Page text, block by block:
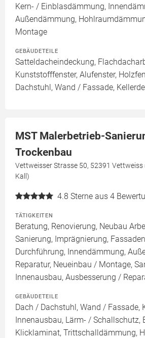
Kern- / Einblasdämmung,
Außendämmung,
Montage
GEBÄUDETEILE
Satteldacheindeckung,
Kunststofffenster, Alufenster,
Dachstuhl, Wand / Fassade,
MST Malerbetrieb-
Trockenbau
Vettweisser Strasse 50, 52391 Vettweiss
Kall)
4.8 Sterne aus 4
TÄTIGKEITEN
Beratung, Renovierung, Neubau
Sanierung, Imprägnierung,
Durchführung, Innendämmung,
Reparatur, Neueinbau / Montage,
Innenausbau, Ausbesserung /
GEBÄUDETEILE
Dach / Dachstuhl, Wand / Fassade,
Innenausbau, Lärm- / Schallschutz,
Klicklaminat, Trittschalldämmung,